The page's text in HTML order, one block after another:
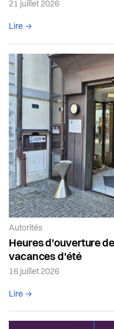
21 juillet 2026
Lire →
Article de la catégorie:
Autorités
Heures d'ouverture
vacances d'été
16 juillet 2026
Lire →